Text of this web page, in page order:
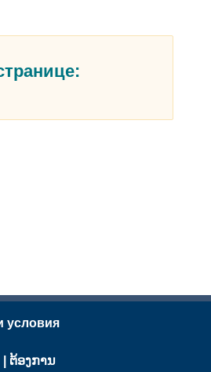
условия
| ຕ້ອງການ